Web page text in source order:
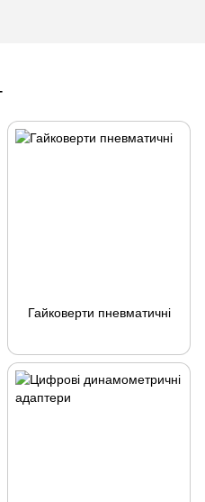
Гайковерти пневматичні